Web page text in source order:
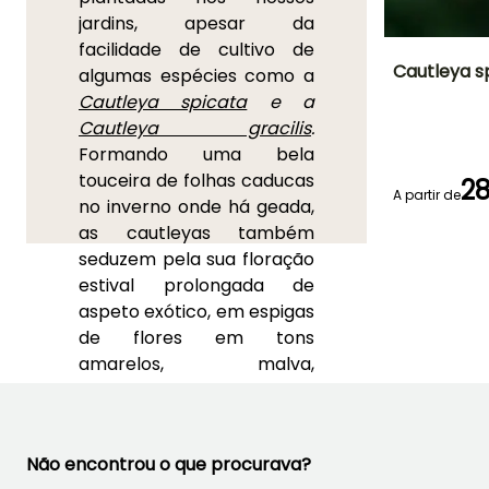
jardins, apesar da
facilidade de cultivo de
algumas espécies como a
Cautleya spicatae a
Cautleya gracilis.
Formando uma bela
touceira de folhas caducas
no inverno onde há geada,
as cautleyas também
seduzem pela sua floração
estival prolongada de
aspeto exótico, em espigas
de flores em tons
amarelos, malva,
Hedychiums, àmeia-
Cautleya
A partir de
Não encontrou o que procurava?